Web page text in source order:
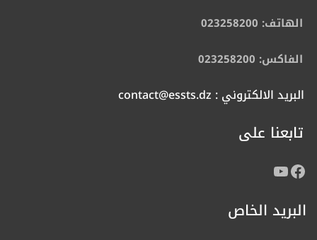
الهاتف: 023258200
الفاكس: 023258200
البريد الالكتروني : contact@essts.dz
تابعنا على
البريد الخاص